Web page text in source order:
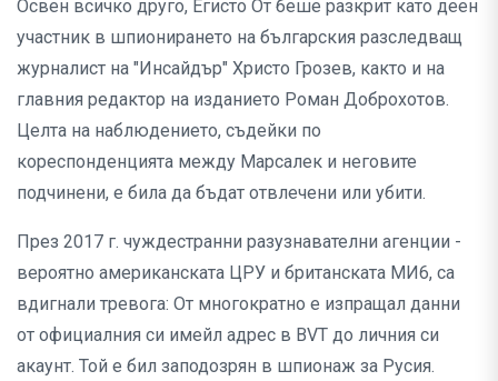
Освен всичко друго, Егисто От беше разкрит като деен
участник в шпионирането на българския разследващ
журналист на "Инсайдър" Христо Грозев, както и на
главния редактор на изданието Роман Доброхотов.
Целта на наблюдението, съдейки по
кореспонденцията между Марсалек и неговите
подчинени, е била да бъдат отвлечени или убити.
През 2017 г. чуждестранни разузнавателни агенции -
вероятно американската ЦРУ и британската МИ6, са
вдигнали тревога: От многократно е изпращал данни
от официалния си имейл адрес в BVT до личния си
акаунт. Той е бил заподозрян в шпионаж за Русия.